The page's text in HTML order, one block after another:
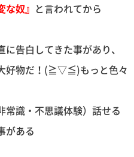
な奴』 と言われてから
に告白してきた事があり、
大好物だ！(≧▽≦)もっと色々
常識・不思議体験）話せる
がある